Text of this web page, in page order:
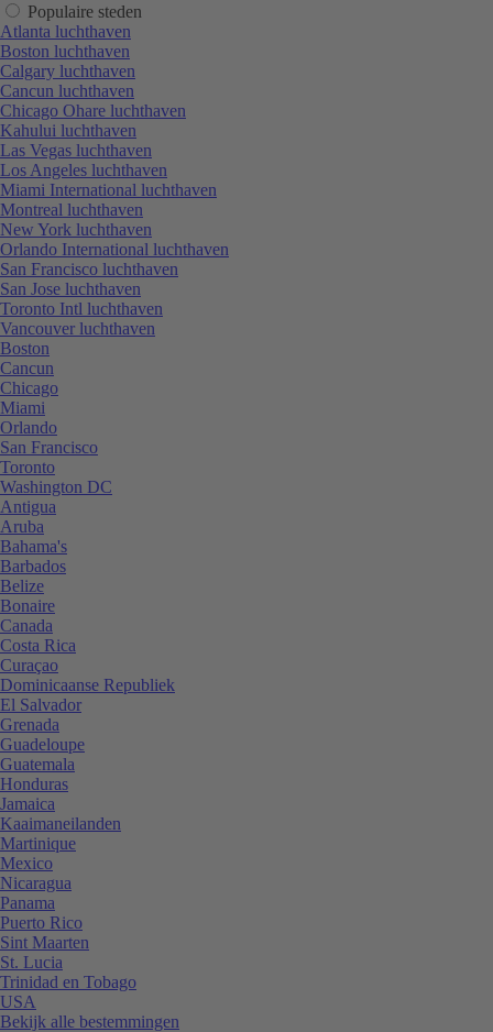
Populaire steden
Atlanta luchthaven
Boston luchthaven
Calgary luchthaven
Cancun luchthaven
Chicago Ohare luchthaven
Kahului luchthaven
Las Vegas luchthaven
Los Angeles luchthaven
Miami International luchthaven
Montreal luchthaven
New York luchthaven
Orlando International luchthaven
San Francisco luchthaven
San Jose luchthaven
Toronto Intl luchthaven
Vancouver luchthaven
Boston
Cancun
Chicago
Miami
Orlando
San Francisco
Toronto
Washington DC
Antigua
Aruba
Bahama's
Barbados
Belize
Bonaire
Canada
Costa Rica
Curaçao
Dominicaanse Republiek
El Salvador
Grenada
Guadeloupe
Guatemala
Honduras
Jamaica
Kaaimaneilanden
Martinique
Mexico
Nicaragua
Panama
Puerto Rico
Sint Maarten
St. Lucia
Trinidad en Tobago
USA
Bekijk alle bestemmingen